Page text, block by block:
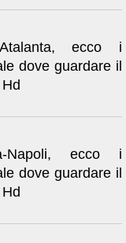
ecco i
dove guardare il
Napoli, ecco i
dove guardare il